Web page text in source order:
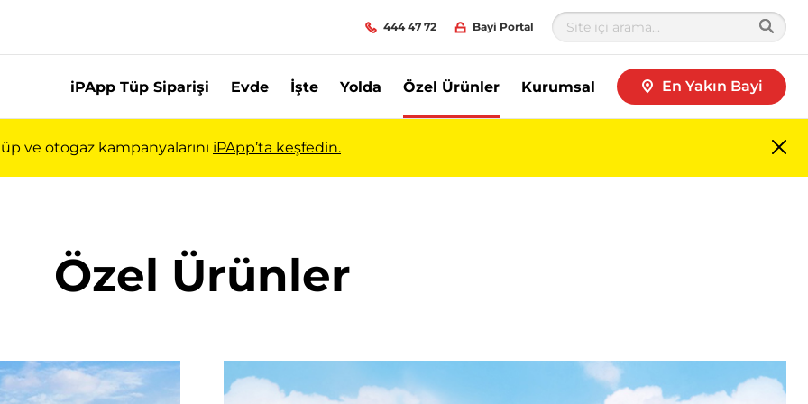
444 47 72 Bayi Portal
iPApp Tüp Siparişi Evde İşte Yolda Özel Ürünler Kurumsal En Yakın Bayi
ve otogaz kampanyalarını iPApp’ta keşfedin.
Özel Ürünler